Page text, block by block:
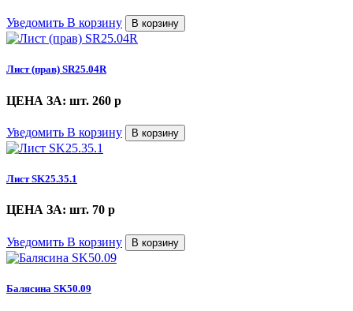
Уведомить В корзину В корзину
Лист (прав) SR25.04R
ЦЕНА ЗА: шт. 260 p
Уведомить В корзину В корзину
Лист SK25.35.1
ЦЕНА ЗА: шт. 70 p
Уведомить В корзину В корзину
Балясина SK50.09